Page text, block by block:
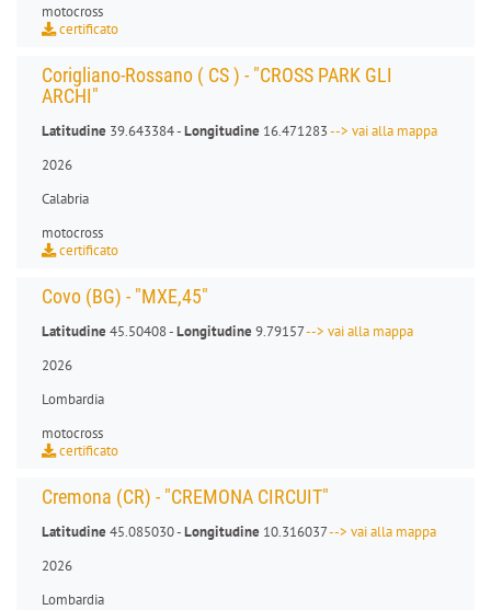
motocross
certificato
Corigliano-Rossano ( CS ) - "CROSS PARK GLI
ARCHI"
Latitudine 39.643384 -Longitudine 16.471283--> vai alla mappa
2026
Calabria
motocross
certificato
Covo (BG) - "MXE,45"
Latitudine45.50408 -Longitudine9.79157--> vai alla mappa
2026
Lombardia
motocross
certificato
Cremona (CR) - "CREMONA CIRCUIT"
Latitudine45.085030 -Longitudine 10.316037--> vai alla mappa
2026
Lombardia